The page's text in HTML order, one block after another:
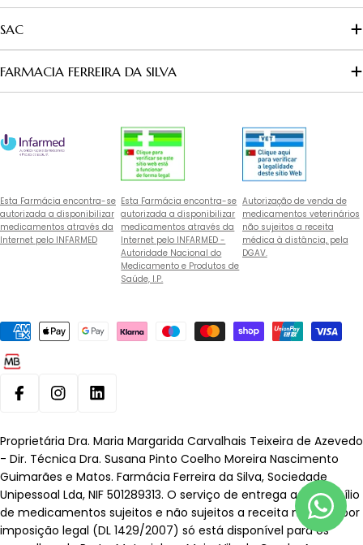
SAC
FARMACIA FERREIRA DA SILVA
Esta Farmácia encontra-se
autorizada a disponibilizar
medicamentos através da
Internet pelo INFARMED
Esta Farmácia encontra-se
autorizada a disponibilizar
medicamentos através da
Internet pelo INFARMED -
Autoridade Nacional do
Medicamento e Produtos de
Saúde, I.P.
Autorização de venda de
medicamentos veterinários
não sujeitos a receita
médica à distância, pela
DGAV.
Métodos
pagamento
FacebookInstagramLinkedin
Proprietária Dra. Maria Margarida Carvalhais Teixeira de Azevedo
- Dir. Técnica Dra. Susana Pinto Coelho Moreira Nascimento
Guimarães e Matos. Farmácia Ferreira da Silva, Sociedade
Unipessoal Lda, NIF 501289313. O serviço de entrega ao domicílio
de medicamentos sujeitos e não sujeitos a receita médica, por
imposição legal (DL 1429/2007) só está disponível para os